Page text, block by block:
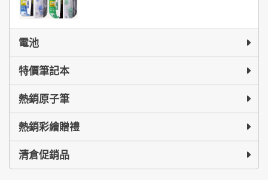
電池
特價筆記本
熱銷原子筆
熱銷彩繪贈禮
清倉促銷品